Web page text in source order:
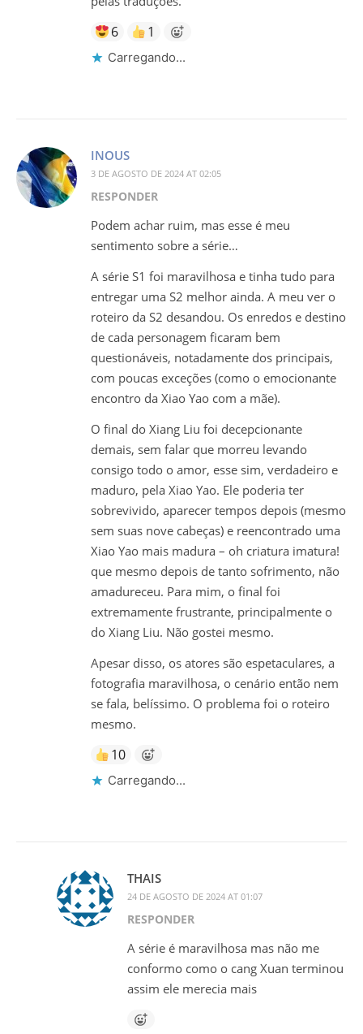
6 1
Carregando...
INOUS
3 DE AGOSTO DE 2024 AT 02:05
RESPONDER
Podem achar ruim, mas esse é meu
sentimento sobre a série…
A série S1 foi maravilhosa e tinha tudo para
entregar uma S2 melhor ainda. A meu ver o
roteiro da S2 desandou. Os enredos e destino
de cada personagem ficaram bem
questionáveis, notadamente dos principais,
com poucas exceções (como o emocionante
encontro da Xiao Yao com a mãe).
O final do Xiang Liu foi decepcionante
demais, sem falar que morreu levando
consigo todo o amor, esse sim, verdadeiro e
maduro, pela Xiao Yao. Ele poderia ter
sobrevivido, aparecer tempos depois (mesmo
sem suas nove cabeças) e reencontrado uma
Xiao Yao mais madura – oh criatura imatura!
que mesmo depois de tanto sofrimento, não
amadureceu. Para mim, o final foi
extremamente frustrante, principalmente o
do Xiang Liu. Não gostei mesmo.
Apesar disso, os atores são espetaculares, a
fotografia maravilhosa, o cenário então nem
se fala, belíssimo. O problema foi o roteiro
mesmo.
10
Carregando...
THAIS
24 DE AGOSTO DE 2024 AT 01:07
RESPONDER
A série é maravilhosa mas não me
conformo como o cang Xuan terminou
assim ele merecia mais